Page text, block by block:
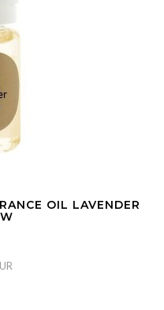
OIL LAVENDER